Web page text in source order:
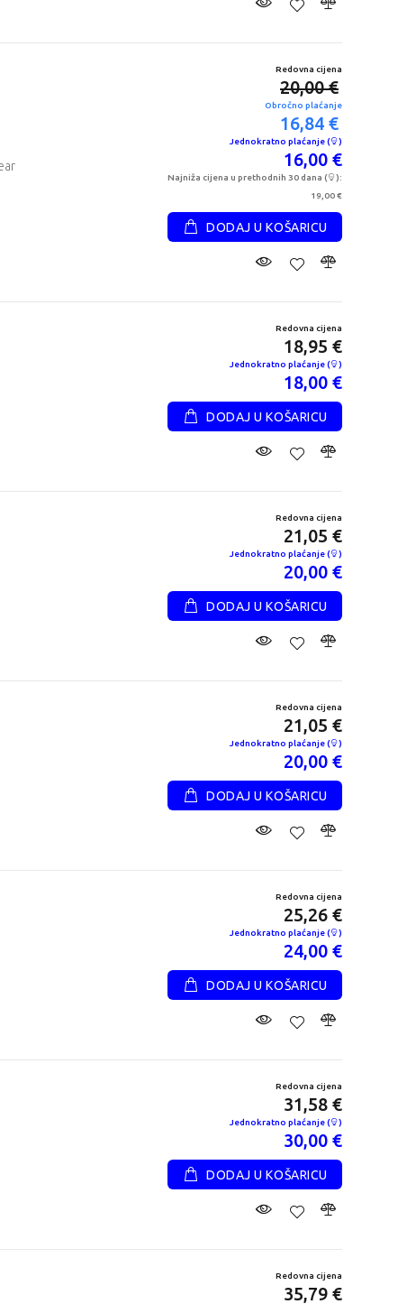
Redovna cijena
20,00 €
Obročno plaćanje
16,84 €
Jednokratno plaćanje ( )
16,00 €
Najniža cijena u prethodnih 30 dana (
):
19,00 €
DODAJ U KOŠARICU
Redovna cijena
18,95 €
Jednokratno plaćanje ( )
18,00 €
DODAJ U KOŠARICU
Redovna cijena
21,05 €
Jednokratno plaćanje ( )
20,00 €
DODAJ U KOŠARICU
Redovna cijena
21,05 €
Jednokratno plaćanje ( )
20,00 €
DODAJ U KOŠARICU
Redovna cijena
25,26 €
Jednokratno plaćanje ( )
24,00 €
DODAJ U KOŠARICU
Redovna cijena
31,58 €
Jednokratno plaćanje ( )
30,00 €
DODAJ U KOŠARICU
Redovna cijena
35,79 €